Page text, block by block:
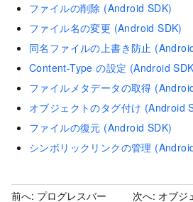
ファイルの削除 (Android SDK)
ファイル名の変更 (Android SDK)
同名ファイルの上書き防止
Content-Type の設定 (Android
ファイルメタデータの取得
オブジェクトのタグ付け (Android
ファイルの復元 (Android SDK)
シンボリックリンクの管理
前へ: プログレスバー 次へ: オブジ